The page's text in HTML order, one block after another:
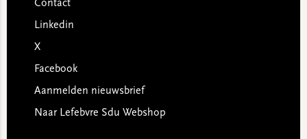
Contact
Linkedin
X
Facebook
Aanmelden nieuwsbrief
Naar Lefebvre Sdu Webshop